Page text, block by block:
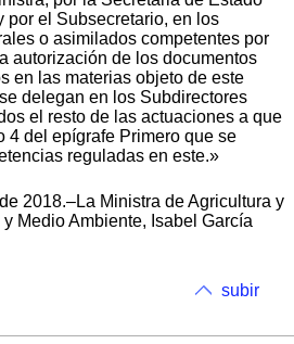
por el Subsecretario, en los
o asimilados competentes por
autorización de los documentos
en las materias objeto de este
delegan en los Subdirectores
el resto de las actuaciones a que
4 del epígrafe Primero que se
reguladas en este.»
2018.–La Ministra de Agricultura y
Medio Ambiente, Isabel García
subir